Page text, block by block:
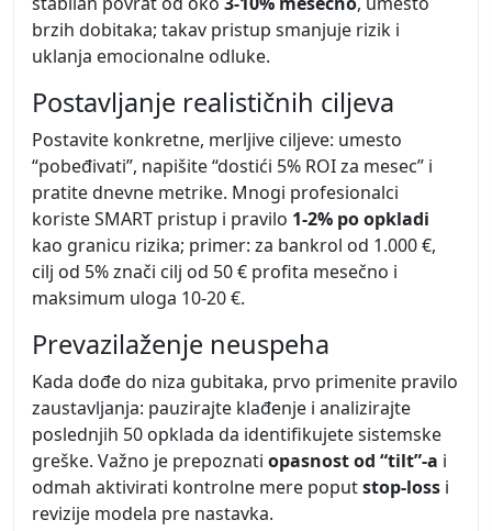
brzih dobitaka; takav pristup smanjuje rizik i
uklanja emocionalne odluke.
Postavljanje realističnih ciljeva
Postavite konkretne, merljive ciljeve: umesto
“pobeđivati”, napišite “dostići 5% ROI za mesec” i
pratite dnevne metrike. Mnogi profesionalci
koriste SMART pristup i pravilo 1-2% po opkladi
kao granicu rizika; primer: za bankrol od 1.000 €,
cilj od 5% znači cilj od 50 € profita mesečno i
maksimum uloga 10-20 €.
Prevazilaženje neuspeha
Kada dođe do niza gubitaka, prvo primenite pravilo
zaustavljanja: pauzirajte klađenje i analizirajte
poslednjih 50 opklada da identifikujete sistemske
greške. Važno je prepoznati opasnost od “tilt”-a i
odmah aktivirati kontrolne mere poputstop-loss i
revizije modela pre nastavka.